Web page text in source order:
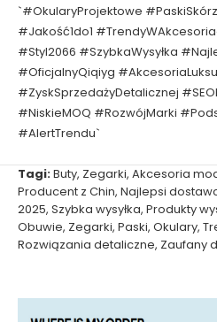
`#OkularyProjektowe
#Jakość1do1
#Styl2066 #SzybkaWysyłka
#OficjalnyQiqiyg
#ZyskSprzedażyDetalicznej
#NiskieMOQ #RozwójMarki
#AlertTrendu`
Tagi:Buty, Zegarki, Akcesoria
Producent z Chin, Najlepsi
2025, Szybka wysyłka, Produkty
Obuwie, Zegarki, Paski, Okulary,
Rozwiązania detaliczne, Zaufany